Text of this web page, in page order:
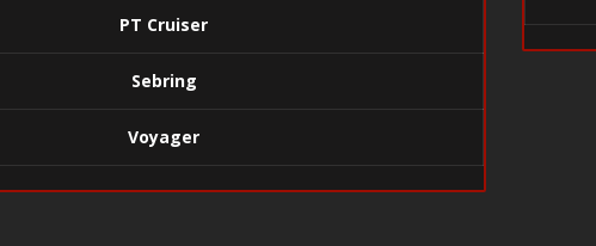
PT Cruiser
Sebring
Voyager